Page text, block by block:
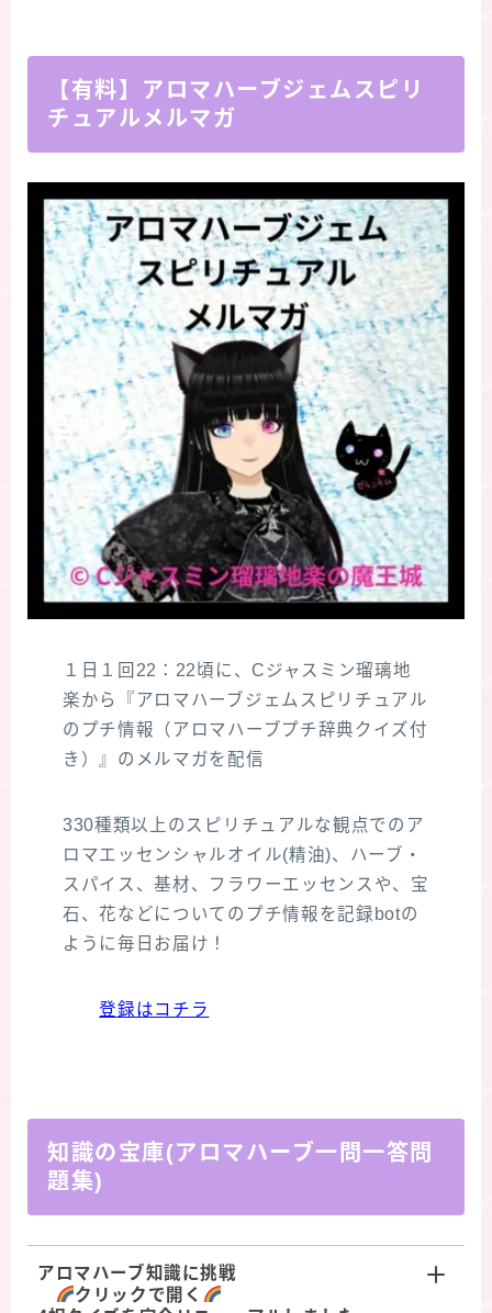
【有料】アロマハーブジェムスピリ
チュアルメルマガ
１日１回22：22頃に、Cジャスミン瑠璃地
楽から『アロマハーブジェムスピリチュアル
のプチ情報（アロマハーブプチ辞典クイズ付
き）』のメルマガを配信
330種類以上のスピリチュアルな観点でのア
ロマエッセンシャルオイル(精油)、ハーブ・
スパイス、基材、フラワーエッセンスや、宝
石、花などについてのプチ情報を記録botの
ように毎日お届け！
登録はコチラ
知識の宝庫(アロマハーブ一問一答問
題集)
アロマハーブ知識に挑戦
クリックで開く